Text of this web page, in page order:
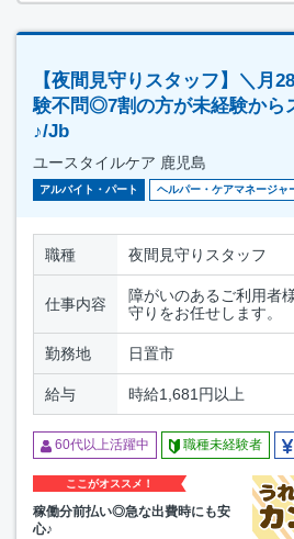
【夜間見守りスタッフ】＼月
験不問◎7割の方が未経験から
♪/Jb
ユースタイルケア 鹿児島
アルバイト・パート ヘルパー・ケアマネージャ
職種 夜間見守りスタッフ
仕事内容
障がいのあるご利用者
守りをお任せします。
勤務地 日置市
給与 時給1,681円以上
60代以上活躍中 職種未経験者
ここがオススメ！
稼働分前払い◎急な出費時にも安
心♪